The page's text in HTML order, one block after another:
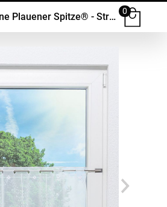
Scheibengardine Plauener Spitze® - Strahlenknoten #1W
0